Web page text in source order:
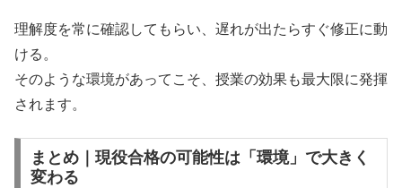
理解度を常に確認してもらい、遅れが出たらすぐ修正に動
ける。
そのような環境があってこそ、授業の効果も最大限に発揮
されます。
まとめ｜現役合格の可能性は「環境」で大きく
変わる